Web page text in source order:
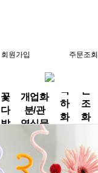
회원가입 주문조회
꽃
다
발
개업화
분/관
엽식물
축
하
화
근
조
화